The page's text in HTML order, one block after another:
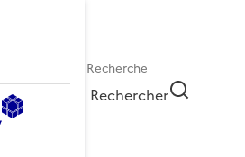
Rechercher